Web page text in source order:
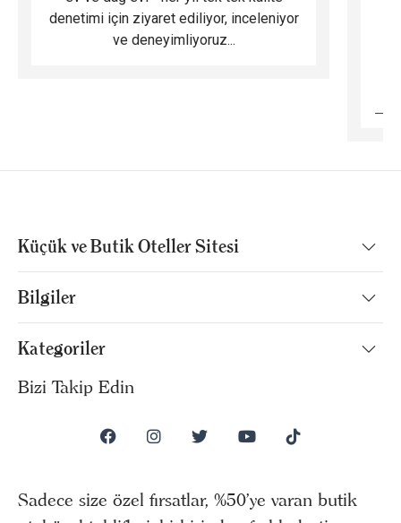
denetimi için ziyaret ediliyor, inceleniyor
ve deneyimliyoruz...
Küçük ve Butik Oteller Sitesi
Bilgiler
Kategoriler
Bizi Takip Edin
Sadece size özel fırsatlar, %50’ye varan butik